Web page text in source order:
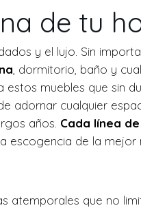
de tu
y el lujo. Sin
, dormitorio, baño y
muebles que sin
adornar cualquier
años. Cada línea
escogencia de la mejor
atemporales que no